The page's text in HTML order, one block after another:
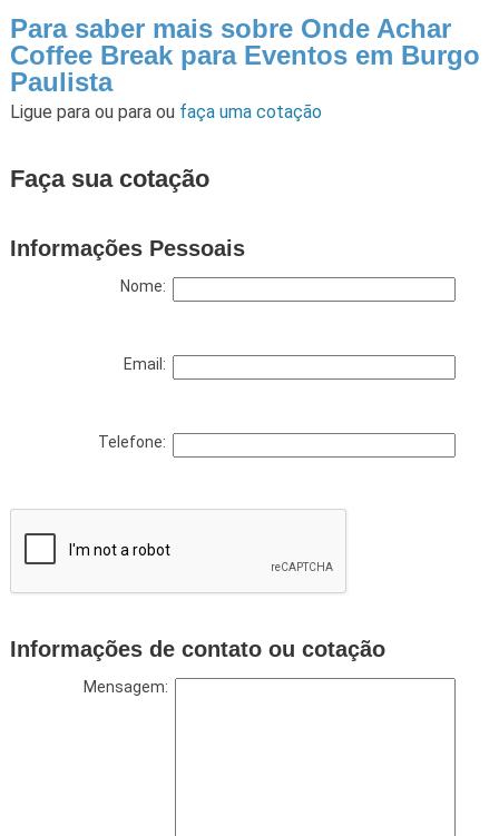
Para saber mais sobre Onde Achar
Coffee Break para Eventos em Burgo
Paulista
Ligue para ou para ou faça uma cotação
Faça sua cotação
Informações Pessoais
Nome:
Email:
Telefone:
Informações de contato ou cotação
Mensagem: